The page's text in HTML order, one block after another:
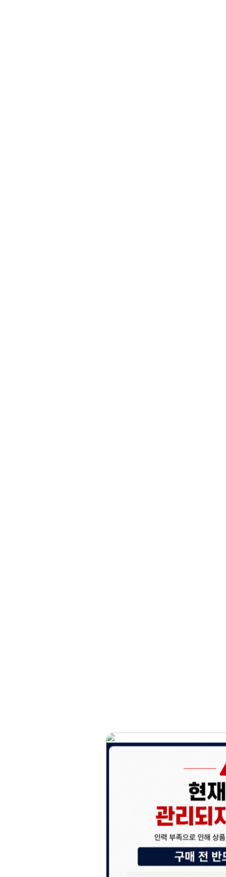
홈페이지 이용 안
안녕하세요, (주)디앤
현재 내부 사정으로
불편을 드려 죄송합
제품 문의, 견적 문의
다.
043-274-6789 /
또는 네이버에서 "